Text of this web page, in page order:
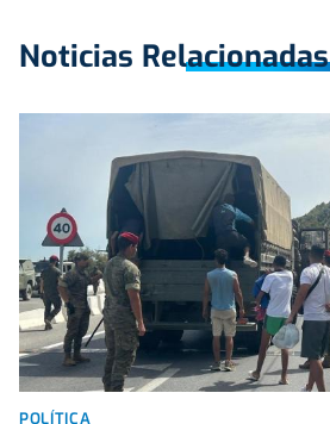
Noticias Relacionadas
POLÍTICA